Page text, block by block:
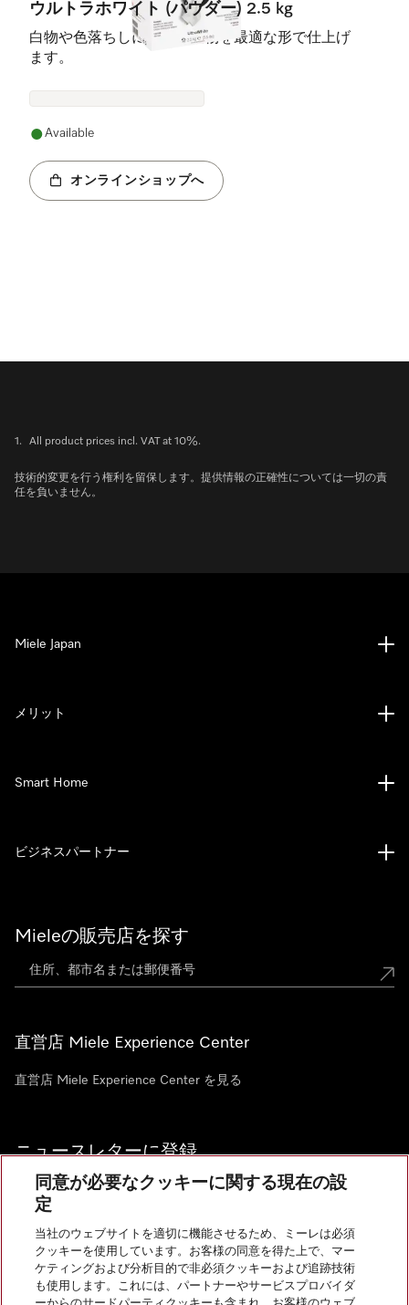
ウルトラホワイト (パウダー) 2.5 kg
白物や色落ちしにくい洗濯物を最適な形で仕上げ
ます。
Available
オンラインショップへ
1. All product prices incl. VAT at 10%.
技術的変更を行う権利を留保します。提供情報の正確性については一切の責
任を負いません。
Mieleの販売店を探す
直営店 Miele Experience Center
直営店 Miele Experience Center を見る
ニュースレターに登録
お問い合わせ
Miele Japan
メリット
Smart Home
ビジネスパートナー
同意が必要なクッキーに関する現在の設
定
当社のウェブサイトを適切に機能させるため、ミーレは必須
クッキーを使用しています。お客様の同意を得た上で、マー
ケティングおよび分析目的で非必須クッキーおよび追跡技術
も使用します。これには、パートナーやサービスプロバイダ